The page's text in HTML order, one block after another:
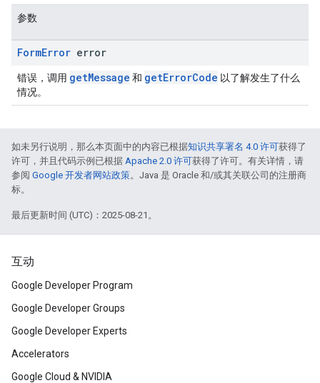
参数
FormError error
错误，调用 getMessage 和 getErrorCode 以了解发生了什么
情况。
如未另行说明，那么本页面中的内容已根据知识共享署名 4.0 许可获得了
许可，并且代码示例已根据 Apache 2.0 许可获得了许可。有关详情，请
参阅 Google 开发者网站政策。Java 是 Oracle 和/或其关联公司的注册商
标。
最后更新时间 (UTC)：2025-08-21。
互动
Google Developer Program
Google Developer Groups
Google Developer Experts
Accelerators
Google Cloud & NVIDIA